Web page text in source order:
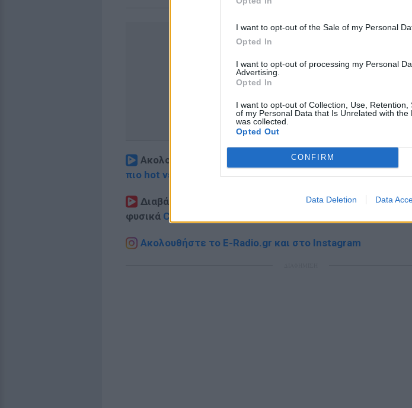
I want to opt-out of the Sale of my Personal
Opted In
I want to opt-out of processing my Personal
Advertising.
Opted In
I want to opt-out of Collection, Use, Retention,
of my Personal Data that Is Unrelated with the
was collected.
Opted Out
CONFIRM
Data Deletion Data
Ακολουθήστε το E-Radio.gr στοGoogle News
πιο hot νέα
Διαβάστε περισσότερα θέματα γιαΜόδα,Ομορφιά,
φυσικά Celebrities
Ακολουθήστε το E-Radio.gr και στο Instagram